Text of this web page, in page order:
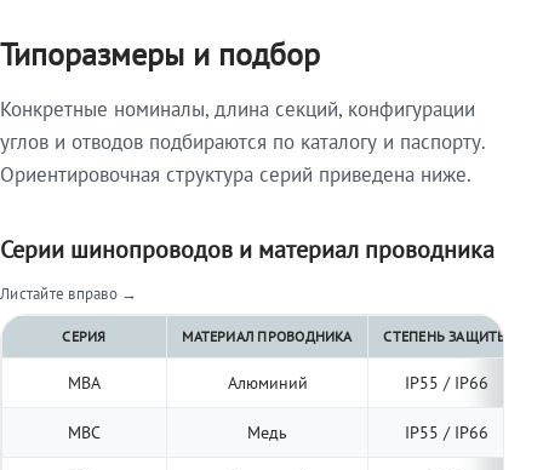
Типоразмеры и подбор
Конкретные номиналы, длина секций, конфигурации
углов и отводов подбираются по каталогу и паспорту.
Ориентировочная структура серий приведена ниже.
Серии шинопроводов и материал проводника
Листайте вправо →
СЕРИЯ МАТЕРИАЛ ПРОВОДНИКА СТЕПЕНЬ ЗАЩИТЫ
МВА Алюминий IP55 / IP66
МВС Медь IP55 / IP66